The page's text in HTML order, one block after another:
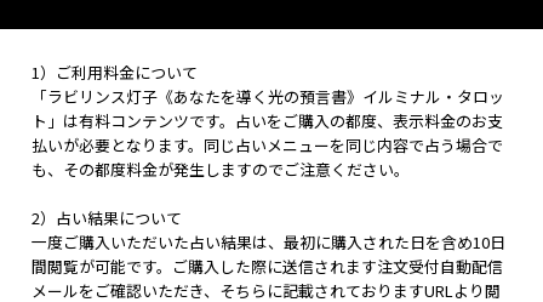
1）ご利用料金について
「ラビリンス灯子《あなたを導く光の預言書》イルミナル・タロッ
ト」は有料コンテンツです。占いをご購入の都度、表示料金のお支
払いが必要となります。同じ占いメニューを同じ内容で占う場合で
も、その都度料金が発生しますのでご注意ください。
2）占い結果について
一度ご購入いただいた占い結果は、最初に購入された日を含め10日
間閲覧が可能です。ご購入した際に送信されます注文受付自動配信
メールをご確認いただき、そちらに記載されておりますURLより閲